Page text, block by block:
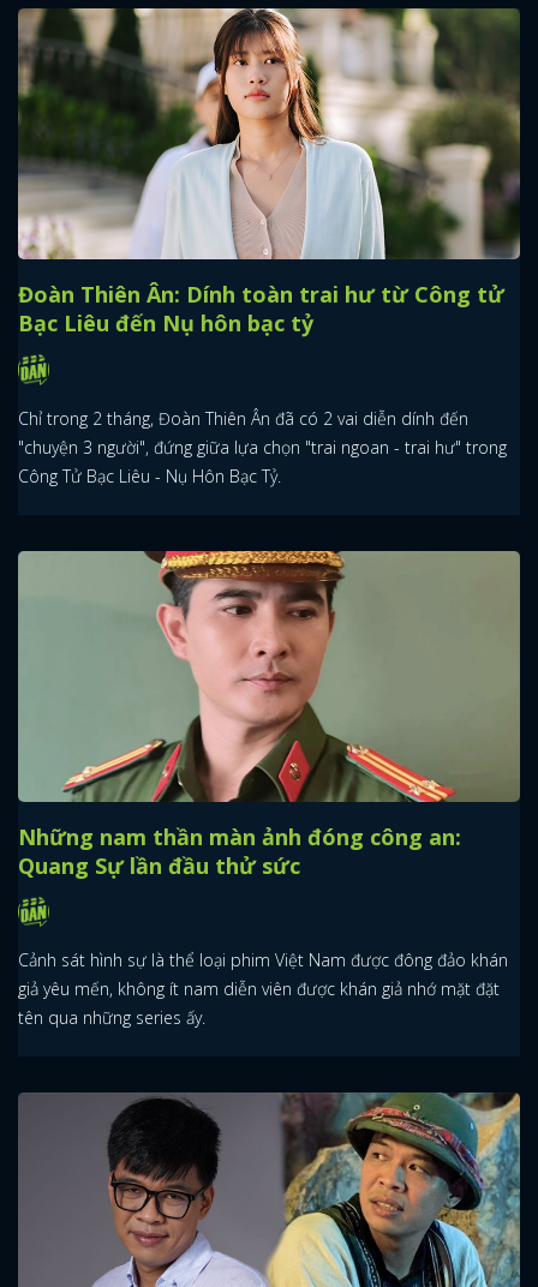
Đoàn Thiên Ân: Dính toàn trai hư từ Công tử
Bạc Liêu đến Nụ hôn bạc tỷ
Chỉ trong 2 tháng, Đoàn Thiên Ân đã có 2 vai diễn dính đến
"chuyện 3 người", đứng giữa lựa chọn "trai ngoan - trai hư" trong
Công Tử Bạc Liêu - Nụ Hôn Bạc Tỷ.
Những nam thần màn ảnh đóng công an:
Quang Sự lần đầu thử sức
Cảnh sát hình sự là thể loại phim Việt Nam được đông đảo khán
giả yêu mến, không ít nam diễn viên được khán giả nhớ mặt đặt
tên qua những series ấy.